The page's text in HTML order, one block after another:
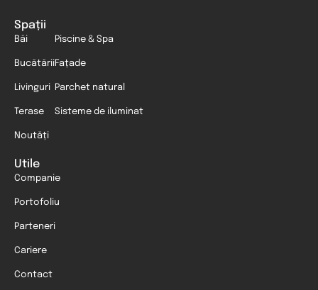
Spații
Băi
Bucătării
Livinguri
Terase
Noutăți
Piscine & Spa
Fațade
Parchet natural
Sisteme de iluminat
Utile
Companie
Portofoliu
Parteneri
Cariere
Contact